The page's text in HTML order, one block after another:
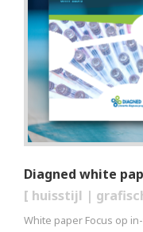
Diagned white
[ huisstijl |
White paper Focus op